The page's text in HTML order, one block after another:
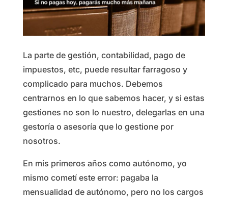
La parte de gestión, contabilidad, pago de
impuestos, etc, puede resultar farragoso y
complicado para muchos. Debemos
centrarnos en lo que sabemos hacer, y si estas
gestiones no son lo nuestro, delegarlas en una
gestoría o asesoría que lo gestione por
nosotros.
En mis primeros años como autónomo, yo
mismo cometí este error: pagaba la
mensualidad de autónomo, pero no los cargos